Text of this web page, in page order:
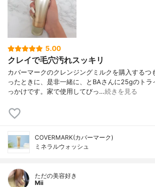
5.00
クレイで毛穴汚れスッキリ
カバーマークのクレンジングミルクを購入するつ
ったときに、是非一緒に、とBAさんに25gのトラ
っかけです。家で使用してびっ…続きを見る
COVERMARK(カバーマーク)
ミネラルウォッシュ
ただの美容好き
Mii